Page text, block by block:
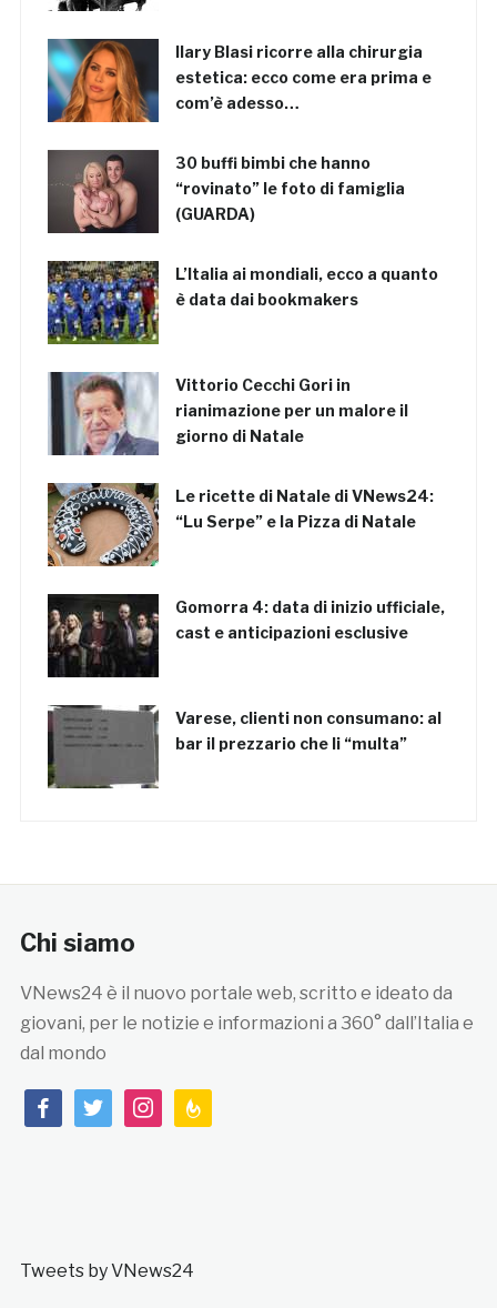
Ilary Blasi ricorre alla chirurgia
estetica: ecco come era prima e
com’è adesso…
30 buffi bimbi che hanno
“rovinato” le foto di famiglia
(GUARDA)
L’Italia ai mondiali, ecco a quanto
è data dai bookmakers
Vittorio Cecchi Gori in
rianimazione per un malore il
giorno di Natale
Le ricette di Natale di VNews24:
“Lu Serpe” e la Pizza di Natale
Gomorra 4: data di inizio ufficiale,
cast e anticipazioni esclusive
Varese, clienti non consumano: al
bar il prezzario che li “multa”
Chi siamo
VNews24 è il nuovo portale web, scritto e ideato da
giovani, per le notizie e informazioni a 360° dall’Italia e
dal mondo
facebooktwitterinstagramfeedburner
Tweets by VNews24